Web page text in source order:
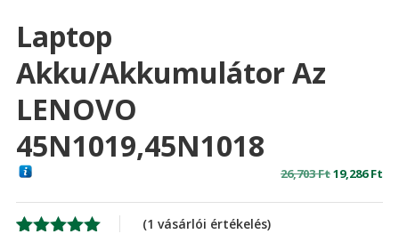
Laptop
Akku/akkumulátor Az
LENOVO
45N1019,45N1018
26,703FtOriginal
19,286Ft
(1 vásárlói értékelés)